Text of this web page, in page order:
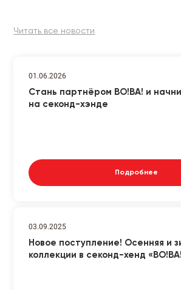
Читать все новости
01.06.2026
Стань партнёром ВО!ВА! и
на секонд-хэнде
Подробнее
03.09.2025
Новое поступление! Осенняя и
коллекции в секонд-хенд